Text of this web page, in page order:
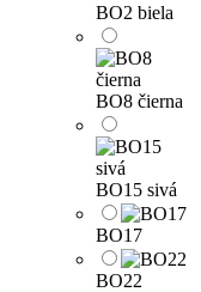
BO2 biela
BO8 čierna
BO15 sivá
BO17
BO22